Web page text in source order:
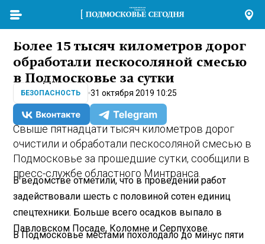
Более 15 тысяч километров дорог
обработали пескосоляной смесью
в Подмосковье за сутки
БЕЗОПАСНОСТЬ 31 октября 2019 10:25
Свыше пятнадцати тысяч километров дорог
очистили и обработали пескосоляной смесью в
Подмосковье за прошедшие сутки, сообщили в
пресс-службе областного Минтранса.
В ведомстве отметили, что в проведении работ
задействовали шесть с половиной сотен единиц
спецтехники. Больше всего осадков выпало в
Павловском Посаде, Коломне и Серпухове.
В Подмосковье местами похолодало до минус пяти